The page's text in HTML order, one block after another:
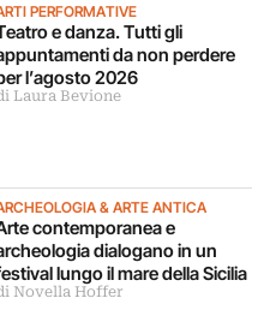
PERFORMATIVE
e danza. Tutti gli
da non perdere
l’agosto 2026
Laura Bevione
& ARTE ANTICA
contemporanea e
dialogano in un
lungo il mare della Sicilia
Novella Hoffer